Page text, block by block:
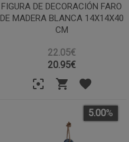
FIGURA DE DECORACIÓN FARO
DE MADERA BLANCA 14X14X40
CM
22.05€
20.95€
5.00%